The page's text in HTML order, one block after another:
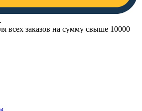
всех заказов на сумму свыше 10000